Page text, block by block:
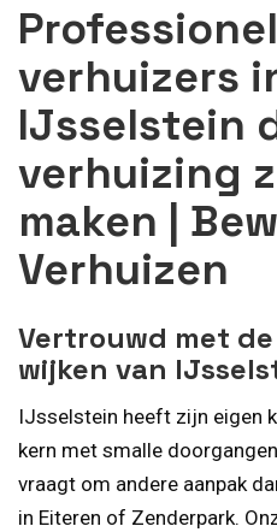
verhuizers
IJsselstein
verhuizing
maken |
Verhuizen
Vertrouwd met
wijken van
IJsselstein heeft zijn eigen
kern met smalle
vraagt om andere aanpak
in Eiteren of Zenderpark.